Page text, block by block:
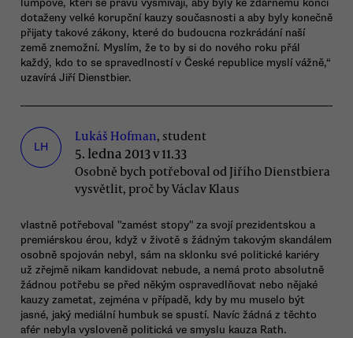
lumpové, kteří se právu vysmívají, aby byly ke zdárnému konci
dotaženy velké korupční kauzy současnosti a aby byly konečně
přijaty takové zákony, které do budoucna rozkrádání naší
země znemožní. Myslím, že to by si do nového roku přál
každý, kdo to se spravedlností v České republice myslí vážně,“
uzavírá Jiří Dienstbier.
LH
Lukáš Hofman, student
5. ledna 2013 v 11.33
Osobně bych potřeboval od Jiřího Dienstbiera
vysvětlit, proč by Václav Klaus
vlastně potřeboval "zamést stopy" za svojí prezidentskou a
premiérskou érou, když v životě s žádným takovým skandálem
osobně spojován nebyl, sám na sklonku své politické kariéry
už zřejmě nikam kandidovat nebude, a nemá proto absolutně
žádnou potřebu se před někým ospravedlňovat nebo nějaké
kauzy zametat, zejména v případě, kdy by mu muselo být
jasné, jaký mediální humbuk se spustí. Navíc žádná z těchto
afér nebyla vysloveně politická ve smyslu kauza Rath.